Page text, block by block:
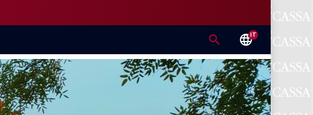
search languageIT